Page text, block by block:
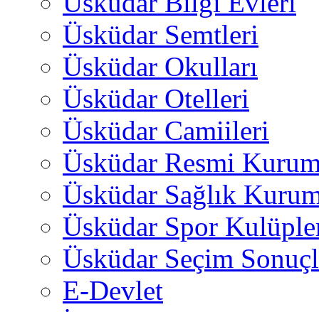
Üsküdar Semtleri
Üsküdar Okulları
Üsküdar Otelleri
Üsküdar Camiileri
Üsküdar Resmi
Üsküdar Sağlık
Üsküdar Spor
Üsküdar Seçim
E-Devlet